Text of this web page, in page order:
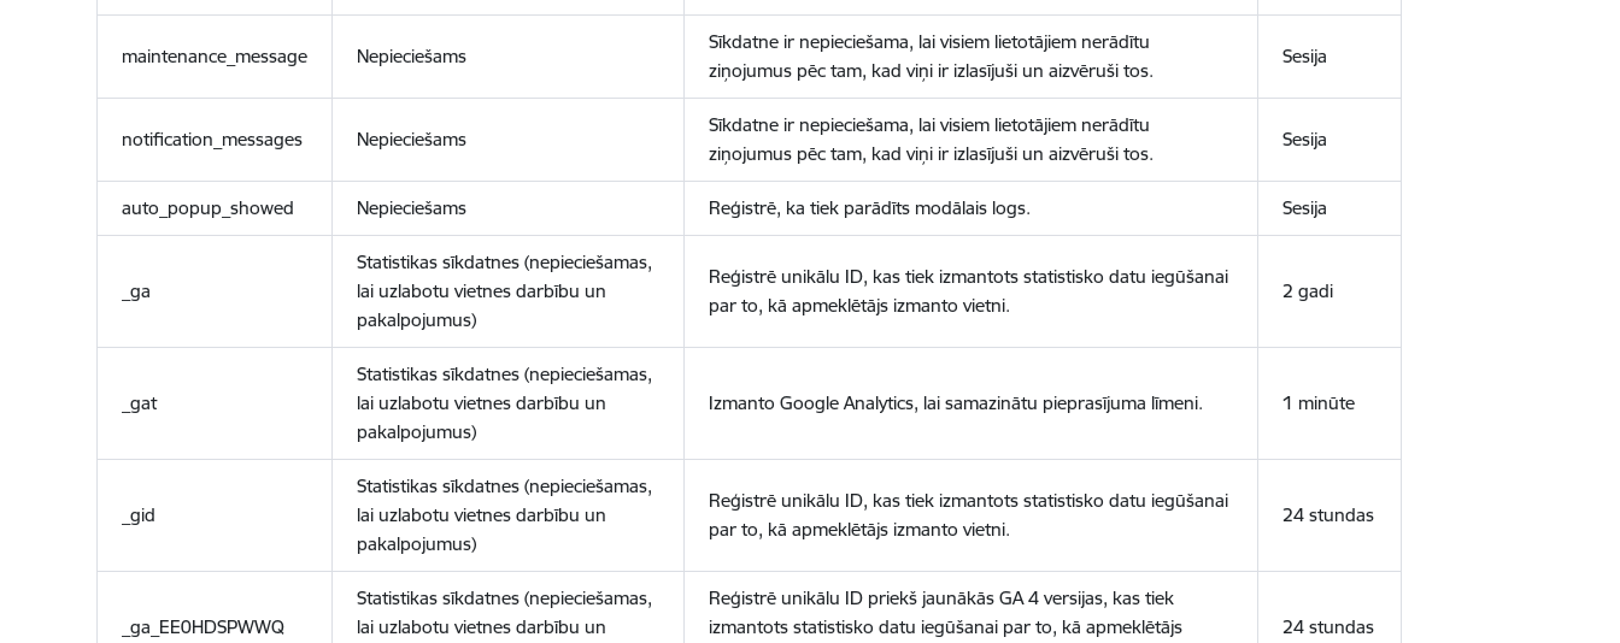
maintenance_message Nepieciešams
Sīkdatne ir nepieciešama, lai visiem lietotājiem nerādītu
ziņojumus pēc tam, kad viņi ir izlasījuši un aizvēruši tos.
Sesija
notification_messages Nepieciešams
Sīkdatne ir nepieciešama, lai visiem lietotājiem nerādītu
ziņojumus pēc tam, kad viņi ir izlasījuši un aizvēruši tos.
Sesija
auto_popup_showed Nepieciešams Reģistrē, ka tiek parādīts modālais logs. Sesija
_ga
Statistikas sīkdatnes (nepieciešamas,
lai uzlabotu vietnes darbību un
pakalpojumus)
Reģistrē unikālu ID, kas tiek izmantots statistisko datu iegūšanai
par to, kā apmeklētājs izmanto vietni.
2 gadi
_gat
Statistikas sīkdatnes (nepieciešamas,
lai uzlabotu vietnes darbību un
pakalpojumus)
Izmanto Google Analytics, lai samazinātu pieprasījuma līmeni. 1 minūte
_gid
Statistikas sīkdatnes (nepieciešamas,
lai uzlabotu vietnes darbību un
pakalpojumus)
Reģistrē unikālu ID, kas tiek izmantots statistisko datu iegūšanai
par to, kā apmeklētājs izmanto vietni.
24 stundas
_ga_EE0HDSPWWQ
Statistikas sīkdatnes (nepieciešamas,
lai uzlabotu vietnes darbību un
Reģistrē unikālu ID priekš jaunākās GA 4 versijas, kas tiek
izmantots statistisko datu iegūšanai par to, kā apmeklētājs
24 stundas